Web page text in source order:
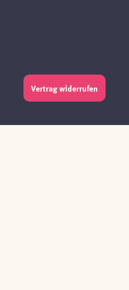
Vertrag widerrufen